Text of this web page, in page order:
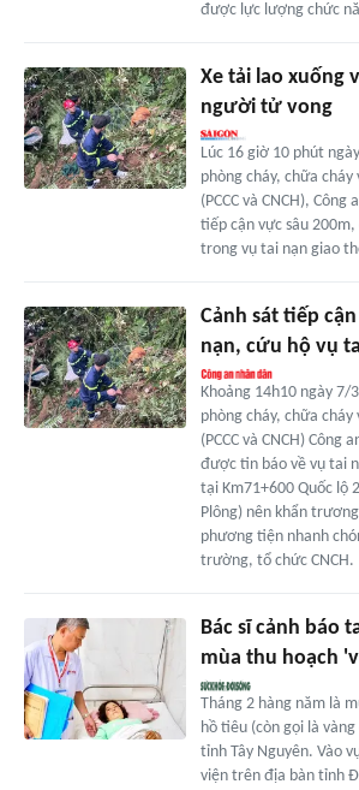
được lực lượng chức
Xe tải lao xuống
người tử vong
Lúc 16 giờ 10 phút
phòng cháy, chữa
(PCCC và CNCH),
tiếp cận vực sâu
trong vụ tai nạn giao
Cảnh sát tiếp
nạn, cứu hộ vụ
Khoảng 14h10 ngày 7/
phòng cháy, chữa
(PCCC và CNCH) Công
được tin báo về vụ tai
tại Km71+600 Quốc lộ
Plông) nên khẩn
phương tiện nhanh
trường, tổ chức CNCH.
Bác sĩ cảnh báo
mùa thu hoạch
Tháng 2 hàng năm là
hồ tiêu (còn gọi là
tỉnh Tây Nguyên. Vào
viện trên địa bàn tỉnh